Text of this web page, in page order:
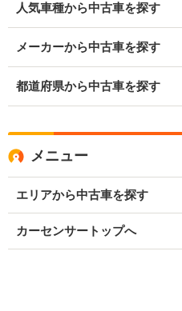
人気車種から中古車を探す
メーカーから中古車を探す
都道府県から中古車を探す
メニュー
エリアから中古車を探す
カーセンサートップへ